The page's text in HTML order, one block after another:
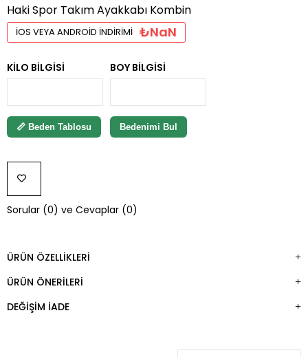
Haki Spor Takım Ayakkabı Kombin
İOS VEYA ANDROID İNDIRIMI ₺NaN
KILO BILGISI BOY BILGISI
📏 Beden Tablosu Bedenimi Bul
FAVORILERE
EKLE
Sorular (0) ve Cevaplar (0)
ÜRÜN ÖZELLIKLERI
ÜRÜN ÖNERILERI
DEĞIŞIM İADE